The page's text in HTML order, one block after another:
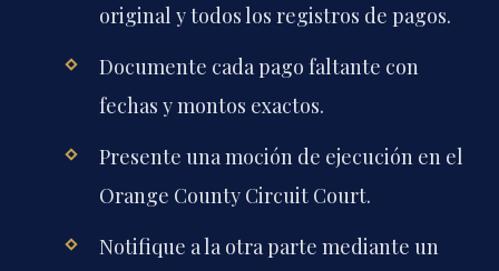
original y todos los registros de pagos.
Documente cada pago faltante con
fechas y montos exactos.
Presente una moción de ejecución en el
Orange County Circuit Court.
Notifique a la otra parte mediante un